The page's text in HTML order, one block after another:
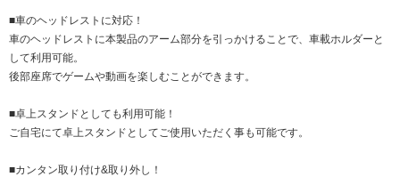
■車のヘッドレストに対応！
車のヘッドレストに本製品のアーム部分を引っかけることで、車載ホルダーと
して利用可能。
後部座席でゲームや動画を楽しむことができます。
■卓上スタンドとしても利用可能！
ご自宅にて卓上スタンドとしてご使用いただく事も可能です。
■カンタン取り付け&取り外し！